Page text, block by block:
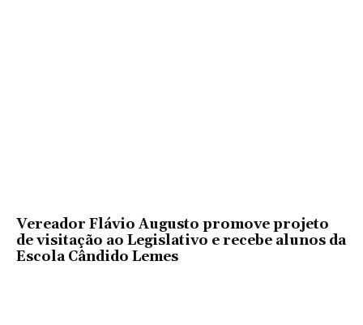
Vereador Flávio Augusto promove projeto
de visitação ao Legislativo e recebe alunos da
Escola Cândido Lemes